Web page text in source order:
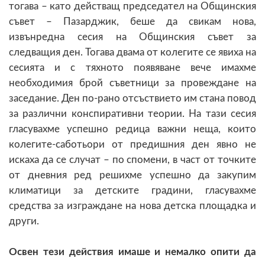
тогава – като действащ председател на Общинския
съвет – Пазарджик, беше да свикам нова,
извънредна сесия на Общинския съвет за
следващия ден. Тогава двама от колегите се явиха на
сесията и с тяхното появяване вече имахме
необходимия брой съветници за провеждане на
заседание. Ден по-рано отсъствието им стана повод
за различни конспиративни теории. На тази сесия
гласувахме успешно редица важни неща, които
колегите-саботьори от предишния ден явно не
искаха да се случат – по спомени, в част от точките
от дневния ред решихме успешно да закупим
климатици за детските градини, гласувахме
средства за изграждане на нова детска площадка и
други.
Освен тези действия имаше и немалко опити да